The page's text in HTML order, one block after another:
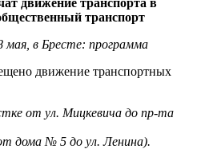
мая, в Бресте: программа
движение транспортных
от ул. Мицкевича до пр-та
дома № 5 до ул. Ленина).